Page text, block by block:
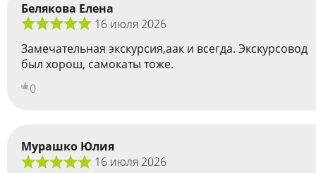
Белякова Елена
16 июля 2026
Замечательная экскурсия,аак и всегда. Экскурсовод
был хорош, самокаты тоже.
0
Мурашко Юлия
16 июля 2026